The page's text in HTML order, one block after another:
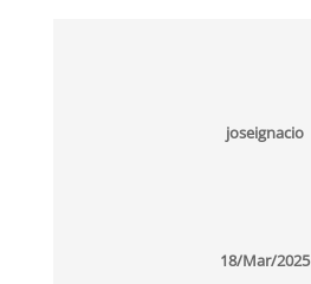
joseignacio
18/Mar/2025